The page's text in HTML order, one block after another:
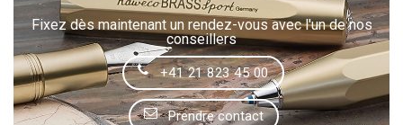
Fixez dès maintenant un rendez-vous avec l'un de nos
conseillers
+41 21 823 45 00
Prendre contact